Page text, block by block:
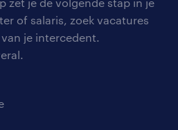
zet je de volgende stap in je
of salaris, zoek vacatures
je intercedent.